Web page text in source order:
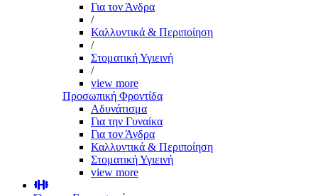
Για τον Άνδρα
/
Καλλυντικά & Περιποίηση
/
Στοματική Υγιεινή
/
view more
Προσωπική Φροντίδα
Αδυνάτισμα
Για την Γυναίκα
Για τον Άνδρα
Καλλυντικά & Περιποίηση
Στοματική Υγιεινή
view more